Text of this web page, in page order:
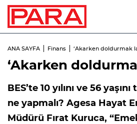
ANA SAYFA Finans ‘Akarken doldurmak
‘Akarken
BES’te 10 yılını ve 56
ne yapmalı? Agesa Hayat
Müdürü Fırat Kuruca,